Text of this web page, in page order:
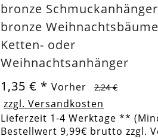
bronze
bronze
Ketten- oder
Weihnachtsanhänger
1,35 € * Vorher 2,24 €
zzgl. Versandkosten
Lieferzeit 1-4 Werktage **
Bestellwert 9,99€ brutto zzgl.